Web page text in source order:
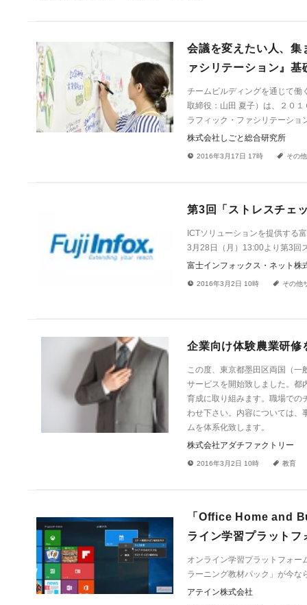
会議を変えたい人、集
ァシリテーション』
チームビルディングを通じて働
取締役：山田 夏子）は、２０
ラフィック・ファシリテーショ
株式会社しごと総合研究所
! 2016年3月17日 17時 a その
第3回「ストレスチェ
ICTソリューションを提供する
3月28日（月）13:00より第3回
富士インフォックス・ネット株
! 2016年3月2日 10時 a その他
企業向け体験農業研修
この度、東京都墨田区両国（
サービスを開始致しました。都
育成に取り組みます。職場での
わせ下さい。内容については、
ムを体系化致します。
株式会社アダチファクトリー
! 2016年3月2日 10時 a 教育
「Office Home and
ライン学習プラット
オンライン学習プラットフォ
ラーニング教材パック」が今な
アテイン株式会社